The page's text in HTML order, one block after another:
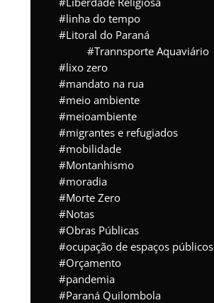
linha do tempo
Litoral do Paraná
Trannsporte Aquaviário
lixo zero
mandato na rua
meio ambiente
meioambiente
migrantes e refugiados
mobilidade
Montanhismo
moradia
Morte Zero
Notas
Obras Públicas
ocupação de espaços públicos
Orçamento
pandemia
Paraná Quilombola